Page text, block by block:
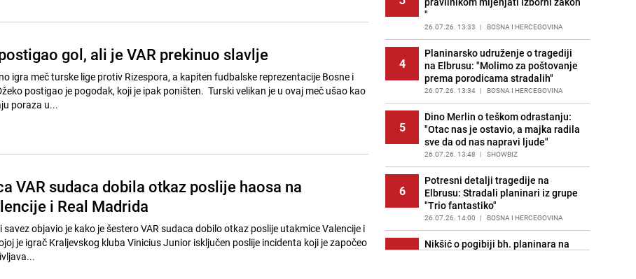
gol, ali je VAR prekinuo slavlje
igra meč turske lige protiv Rizespora, a kapiten fudbalske reprezentacije Bosne i
postigao je pogodak, koji je ipak poništen. Turski velikan je u ovaj meč ušao kao
poraza u...
VAR sudaca dobila otkaz poslije haosa na
i Real Madrida
objavio je kako je šestero VAR sudaca dobilo otkaz poslije utakmice Valencije i
je igrač Kraljevskog kluba Vinicius Junior isključen poslije incidenta koji je započeo
Jedan od najvećih gradova nije na
listi: Ovo su lokacije prvih Lidl
prodavnica u BiH
PRIJE 1 DAN | BOSNA I HERCEGOVINA
Užas u bh. susjedstvu, mladići
bludničili nad maloljetnicom i sve
snimali: "Stari te gleda u lajvu"
PRIJE 2 DANA | REGIJA
"
26.07.26. 13:33 | BOSNA I HERCEGOVINA
4
Planinarsko udruženje o tragediji
na Elbrusu: "Molimo za poštovanje
prema porodicama stradalih"
26.07.26. 13:34 | BOSNA I HERCEGOVINA
5
Dino Merlin o teškom odrastanju:
"Otac nas je ostavio, a majka radila
sve da od nas napravi ljude"
26.07.26. 13:48 | SHOWBIZ
6
Potresni detalji tragedije na
Elbrusu: Stradali planinari iz grupe
"Trio fantastiko"
26.07.26. 14:00 | BOSNA I HERCEGOVINA
7
Nikšić o pogibiji bh. planinara na